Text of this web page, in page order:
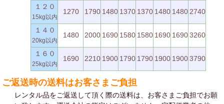
１２０
15kg以内
1270 1790 1480 1370 1370 1480 1480 2740
１４０
20kg以内
1480 2000 1690 1580 1580 1690 16903260
１６０
25kg以内
1690 2210 1900 1790 1790 1900 19003790
ご返送時の送料はお客さまご負担
レンタル品をご返送して頂く際の送料は、お客さまご負担でお願